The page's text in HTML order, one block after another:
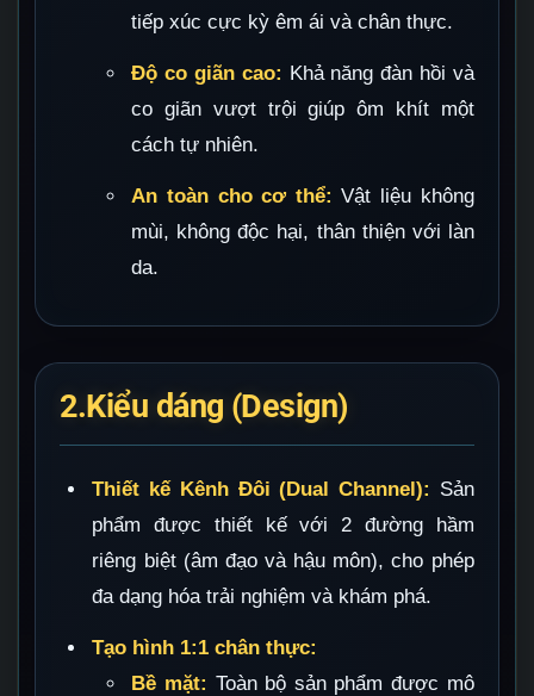
tiếp xúc cực kỳ êm ái và chân thực.
Độ co giãn cao: Khả năng đàn hồi và
co giãn vượt trội giúp ôm khít một
cách tự nhiên.
An toàn cho cơ thể: Vật liệu không
mùi, không độc hại, thân thiện với làn
da.
2.Kiểu dáng (Design)
Thiết kế Kênh Đôi (Dual Channel): Sản
phẩm được thiết kế với 2 đường hầm
riêng biệt (âm đạo và hậu môn), cho phép
đa dạng hóa trải nghiệm và khám phá.
Tạo hình 1:1 chân thực:
Bề mặt: Toàn bộ sản phẩm được mô